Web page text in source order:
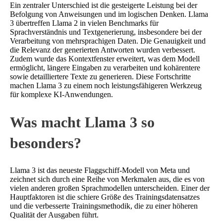
Ein zentraler Unterschied ist die gesteigerte Leistung bei der
Befolgung von Anweisungen und im logischen Denken. Llama
3 übertreffen Llama 2 in vielen Benchmarks für
Sprachverständnis und Textgenerierung, insbesondere bei der
Verarbeitung von mehrsprachigen Daten. Die Genauigkeit und
die Relevanz der generierten Antworten wurden verbessert.
Zudem wurde das Kontextfenster erweitert, was dem Modell
ermöglicht, längere Eingaben zu verarbeiten und kohärentere
sowie detailliertere Texte zu generieren. Diese Fortschritte
machen Llama 3 zu einem noch leistungsfähigeren Werkzeug
für komplexe KI-Anwendungen.
Was macht Llama 3 so
besonders?
Llama 3 ist das neueste Flaggschiff-Modell von Meta und
zeichnet sich durch eine Reihe von Merkmalen aus, die es von
vielen anderen großen Sprachmodellen unterscheiden. Einer der
Hauptfaktoren ist die schiere Größe des Trainingsdatensatzes
und die verbesserte Trainingsmethodik, die zu einer höheren
Qualität der Ausgaben führt.